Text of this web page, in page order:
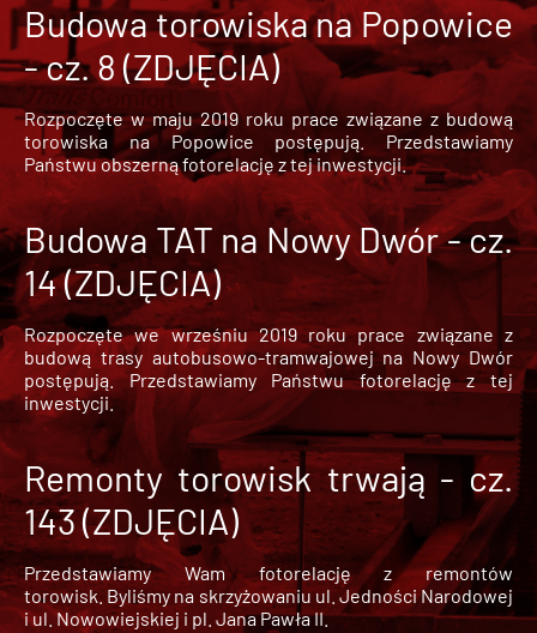
Budowa torowiska na Popowice
- cz. 8 (ZDJĘCIA)
Rozpoczęte w maju 2019 roku prace związane z budową
torowiska na Popowice
postępują. Przedstawiamy
Państwu obszerną fotorelację z tej inwestycji.
Budowa TAT na Nowy Dwór - cz.
14 (ZDJĘCIA)
Rozpoczęte we wrześniu 2019 roku prace związane z
budową trasy autobusowo-tramwajowej na Nowy Dwór
postępują. Przedstawiamy Państwu fotorelację z tej
inwestycji.
Remonty torowisk trwają - cz.
143 (ZDJĘCIA)
Przedstawiamy Wam fotorelację z remontów
torowisk. Byliśmy na skrzyżowaniu ul. Jedności Narodowej
i ul. Nowowiejskiej i pl. Jana Pawła II.